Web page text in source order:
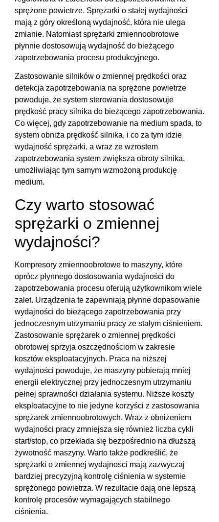
sprężone powietrze. Sprężarki o stałej wydajności
mają z góry określoną wydajność, która nie ulega
zmianie. Natomiast sprężarki zmiennoobrotowe
płynnie dostosowują wydajność do bieżącego
zapotrzebowania procesu produkcyjnego.
Zastosowanie silników o zmiennej prędkości oraz
detekcja zapotrzebowania na sprężone powietrze
powoduje, że system sterowania dostosowuje
prędkość pracy silnika do bieżącego zapotrzebowania.
Co więcej, gdy zapotrzebowanie na medium spada, to
system obniża prędkość silnika, i co za tym idzie
wydajność sprężarki, a wraz ze wzrostem
zapotrzebowania system zwiększa obroty silnika,
umożliwiając tym samym wzmożoną produkcję
medium.
Czy warto stosować
sprężarki o zmiennej
wydajności?
Kompresory zmiennoobrotowe to maszyny, które
oprócz płynnego dostosowania wydajności do
zapotrzebowania procesu oferują użytkownikom wiele
zalet. Urządzenia te zapewniają płynne dopasowanie
wydajności do bieżącego zapotrzebowania przy
jednoczesnym utrzymaniu pracy ze stałym ciśnieniem.
Zastosowanie sprężarek o zmiennej prędkości
obrotowej sprzyja oszczędnościom w zakresie
kosztów eksploatacyjnych. Praca na niższej
wydajności powoduje, że maszyny pobierają mniej
energii elektrycznej przy jednoczesnym utrzymaniu
pełnej sprawności działania systemu. Niższe koszty
eksploatacyjne to nie jedyne korzyści z zastosowania
sprężarek zmiennoobrotowych. Wraz z obniżeniem
wydajności pracy zmniejsza się również liczba cykli
start/stop, co przekłada się bezpośrednio na dłuższą
żywotność maszyny. Warto także podkreślić, że
sprężarki o zmiennej wydajności mają zazwyczaj
bardziej precyzyjną kontrolę ciśnienia w systemie
sprężonego powietrza. W rezultacie dają one lepszą
kontrolę procesów wymagających stabilnego
ciśnienia.